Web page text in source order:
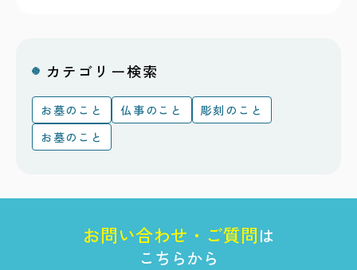
カテゴリー検索
お墓のこと 仏事のこと
彫刻のこと
お墓のこと
お問い合わせ ・ ご質問は
こちらから